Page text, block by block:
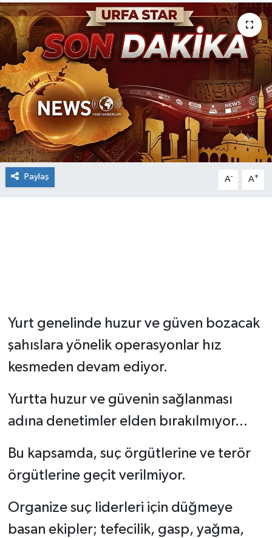
Paylaş A- A+
Yurt genelinde huzur ve güven bozacak
şahıslara yönelik operasyonlar hız
kesmeden devam ediyor.
Yurtta huzur ve güvenin sağlanması
adına denetimler elden bırakılmıyor...
Bu kapsamda, suç örgütlerine ve terör
örgütlerine geçit verilmiyor.
Organize suç liderleri için düğmeye
basan ekipler; tefecilik, gasp, yağma,